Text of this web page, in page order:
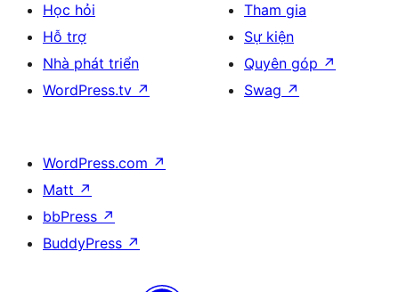
Học hỏi
Hỗ trợ
Nhà phát triển
WordPress.tv ↗
Tham gia
Sự kiện
Quyên góp ↗
Swag ↗
WordPress.com ↗
Matt ↗
bbPress ↗
BuddyPress ↗